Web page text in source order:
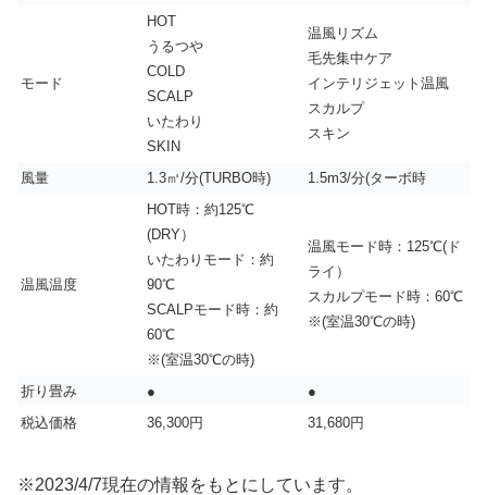
モード
HOT
うるつや
COLD
SCALP
いたわり
SKIN
温風リズム
毛先集中ケア
インテリジェット温風
スカルプ
スキン
風量 1.3㎥/分(TURBO時) 1.5m3/分(ターボ時
温風温度
HOT時：約125℃
(DRY）
いたわりモード：約
90℃
SCALPモード時：約
60℃
※(室温30℃の時)
温風モード時：125℃(ド
ライ）
スカルプモード時：60℃
※(室温30℃の時)
折り畳み ●
●
税込価格
36,300円 31,680円
※2023/4/7現在の情報をもとにしています。